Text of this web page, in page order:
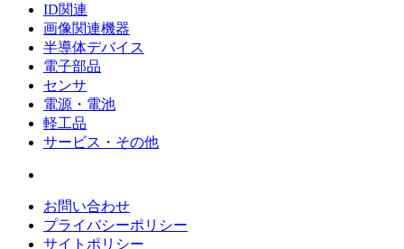
ID関連
画像関連機器
半導体デバイス
電子部品
センサ
電源・電池
軽工品
サービス・その他
お問い合わせ
プライバシーポリシー
サイトポリシー